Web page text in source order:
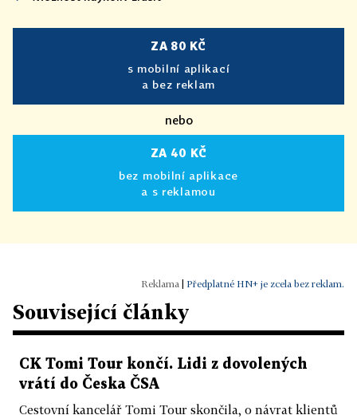
ZA 80 KČ
s mobilní aplikací
a bez reklam
nebo
ZA 40 KČ
bez mobilní aplikace
a s reklamou
Předplatné HN+ je zcela bez reklam.
Související články
CK Tomi Tour končí. Lidi z dovolených
vrátí do Česka ČSA
Cestovní kancelář Tomi Tour skončila, o návrat klientů